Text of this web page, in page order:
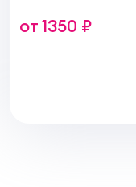
от 1350 ₽